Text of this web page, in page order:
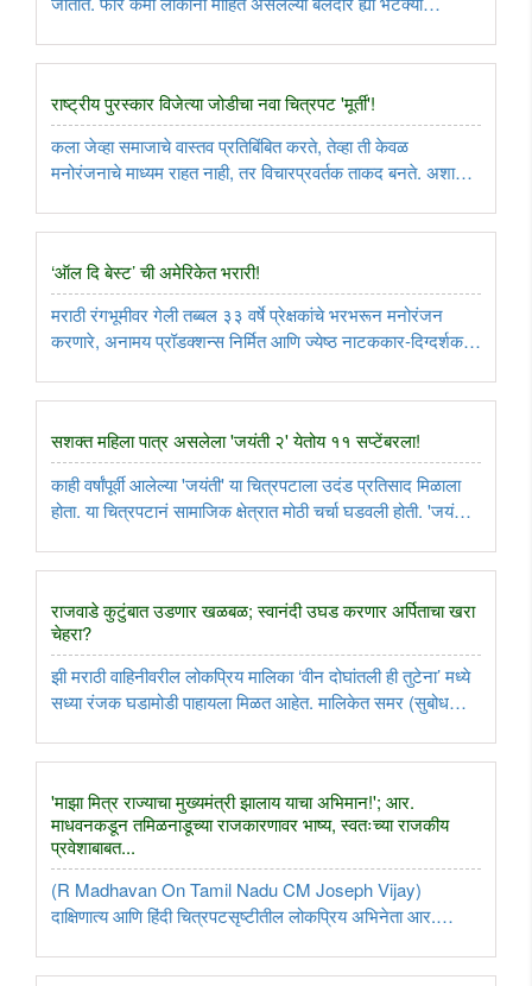
राष्ट्रीय पुरस्कार विजेत्या जोडीचा नवा चित्रपट 'मूर्ती'!
कला जेव्हा समाजाचे वास्तव प्रतिबिंबित करते, तेव्हा ती केवळ
मनोरंजनाचे माध्यम राहत नाही, तर विचारप्रवर्तक ताकद बनते. अशाच
‘ऑल दि बेस्ट’ ची अमेरिकेत भरारी!
मराठी रंगभूमीवर गेली तब्बल ३३ वर्षे प्रेक्षकांचे भरभरून मनोरंजन
करणारे, अनामय प्रॉडक्शन्स निर्मित आणि ज्येष्ठ नाटककार-दिग्दर्शक
सशक्त महिला पात्र असलेला 'जयंती २' येतोय ११ सप्टेंबरला!
काही वर्षांपूर्वी आलेल्या 'जयंती' या चित्रपटाला उदंड प्रतिसाद मिळाला
होता. या चित्रपटानं सामाजिक क्षेत्रात मोठी चर्चा घडवली होती. 'जयंती
राजवाडे कुटुंबात उडणार खळबळ; स्वानंदी उघड करणार अर्पिताचा खरा
चेहरा?
झी मराठी वाहिनीवरील लोकप्रिय मालिका ‘वीन दोघांतली ही तुटेना’ मध्ये
सध्या रंजक घडामोडी पाहायला मिळत आहेत. मालिकेत समर (सुबोध
'माझा मित्र राज्याचा मुख्यमंत्री झालाय याचा अभिमान!'; आर.
माधवनकडून तमिळनाडूच्या राजकारणावर भाष्य, स्वतःच्या राजकीय
प्रवेशाबाबत...
(R Madhavan On Tamil Nadu CM Joseph Vijay)
दाक्षिणात्य आणि हिंदी चित्रपटसृष्टीतील लोकप्रिय अभिनेता आर.